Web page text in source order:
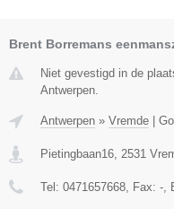
Brent Borremans
Niet gevestigd in de
Antwerpen.
Antwerpen » Vremde
Pietingbaan16, 2531
Tel: 0471657668, Fax: -,